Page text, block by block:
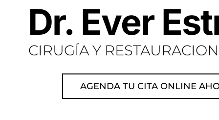
Dr. Ever
CIRUGÍA Y
AGENDA TU CITA ONLINE